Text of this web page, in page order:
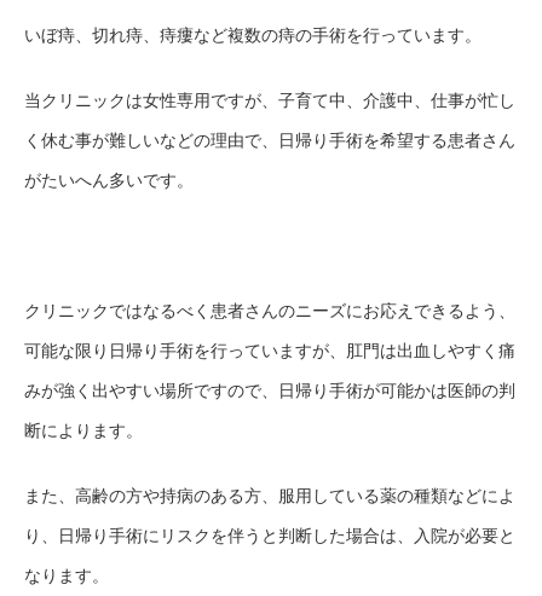
いぼ痔、切れ痔、痔瘻など複数の痔の手術を行っています。
当クリニックは女性専用ですが、 子育て中、介護中、仕事が忙し
く休む事が難しいなどの理由で、日帰り手術を希望する患者さん
がたいへん多いです。
クリニックではなるべく患者さんのニーズにお応えできるよう、
可能な限り日帰り手術を行っていますが、 肛門は出血しやすく痛
みが強く出やすい場所ですので、日帰り手術が可能かは医師の判
断によります。
また、高齢の方や持病のある方、服用している薬の種類などによ
り、 日帰り手術にリスクを伴うと判断した場合は、入院が必要と
なります。